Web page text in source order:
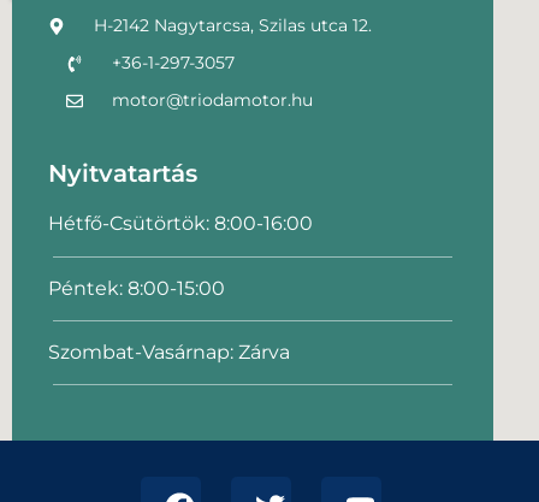
H-2142 Nagytarcsa, Szilas utca 12.
+36-1-297-3057
motor@triodamotor.hu
Nyitvatartás
Hétfő-Csütörtök: 8:00-16:00
Péntek: 8:00-15:00
Szombat-Vasárnap: Zárva